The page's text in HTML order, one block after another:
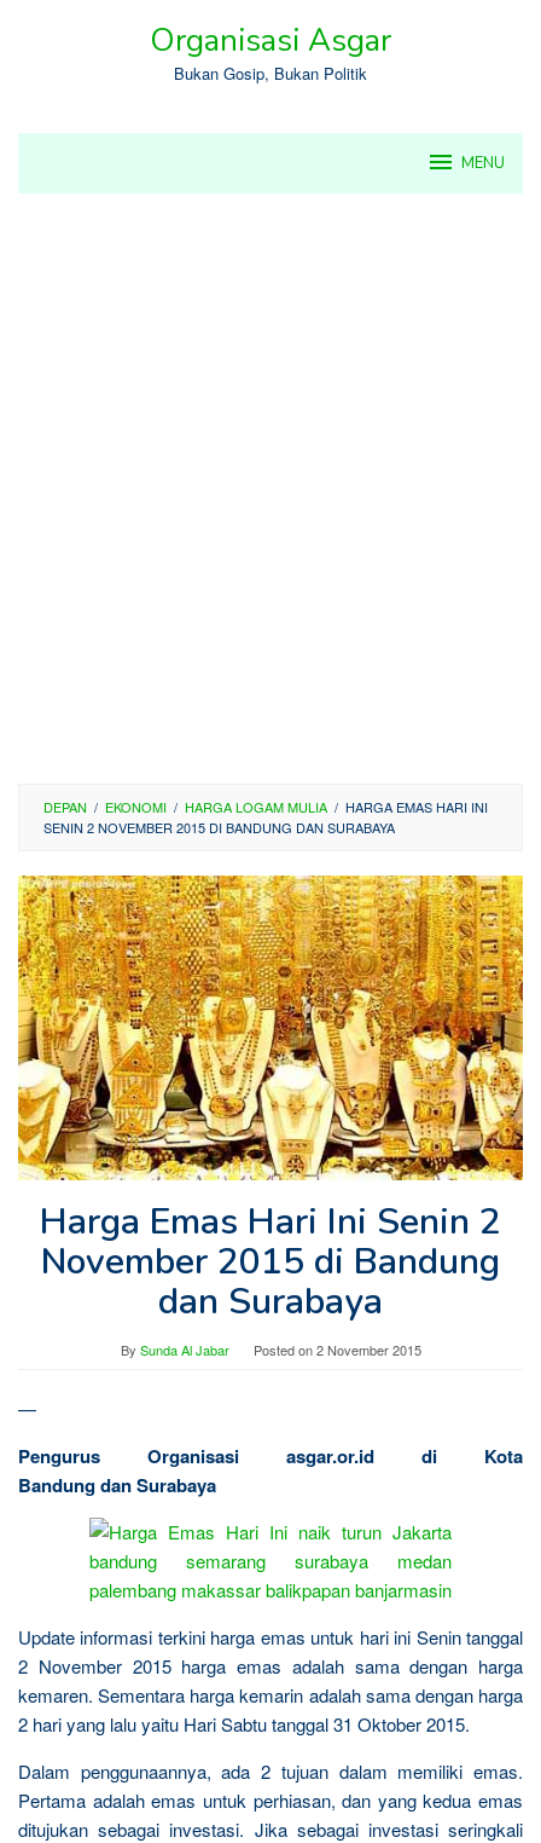
Organisasi Asgar
Bukan Gosip, Bukan Politik
MENU
DEPAN / EKONOMI / HARGA LOGAM MULIA / HARGA EMAS HARI INI
SENIN 2 NOVEMBER 2015 DI BANDUNG DAN SURABAYA
Harga Emas Hari Ini Senin 2
November 2015 di Bandung
dan Surabaya
By Sunda Al Jabar Posted on2 November 2015
—
Pengurus Organisasi asgar.or.id di Kota
Bandung dan Surabaya
Update informasi terkini harga emas untuk hari ini Senin tanggal
2 November 2015 harga emas adalah sama dengan harga
kemaren. Sementara harga kemarin adalah sama dengan harga
2 hari yang lalu yaitu Hari Sabtu tanggal 31 Oktober 2015.
Dalam penggunaannya, ada 2 tujuan dalam memiliki emas.
Pertama adalah emas untuk perhiasan, dan yang kedua emas
ditujukan sebagai investasi. Jika sebagai investasi seringkali